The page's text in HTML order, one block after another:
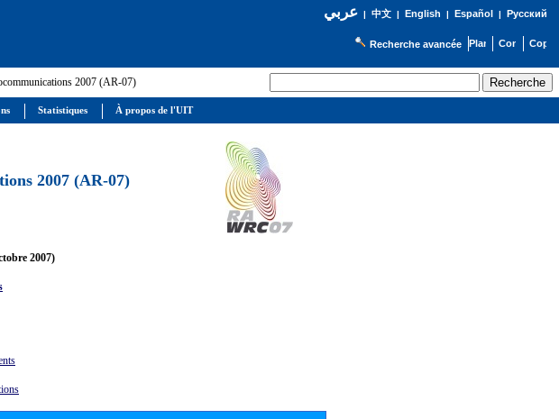
عربي| 中文| English | Español | Русский
Recherche avancée
2007 (AR-07)
2007 (AR-07)
2007)
Statistiques À propos de l'UIT